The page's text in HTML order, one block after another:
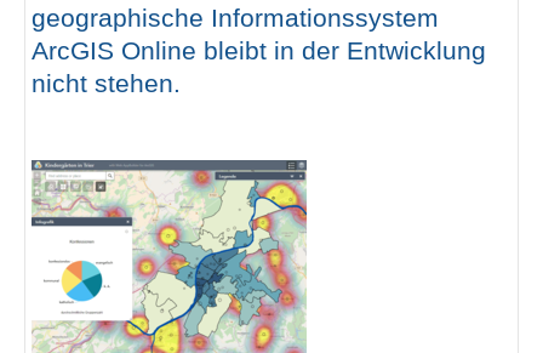
alta4 im Überblick
geographische Informationssystem
ArcGIS Online bleibt in der Entwicklung
nicht stehen.